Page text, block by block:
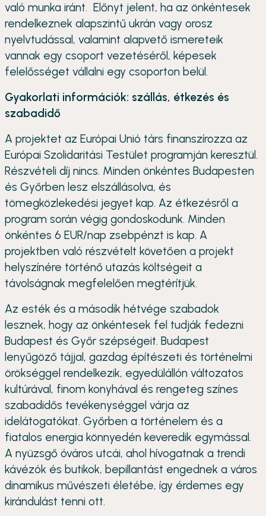
való munka iránt. Előnyt jelent, ha az önkéntesek
rendelkeznek alapszintű ukrán vagy orosz
nyelvtudással, valamint alapvető ismereteik
vannak egy csoport vezetéséről, képesek
felelősséget vállalni egy csoporton belül.
Gyakorlati információk: szállás, étkezés és
szabadidő
A projektet az Európai Unió társ finanszírozza az
Európai Szolidaritási Testület programján keresztül.
Részvételi díj nincs. Minden önkéntes Budapesten
és Győrben lesz elszállásolva, és
tömegközlekedési jegyet kap. Az étkezésről a
program során végig gondoskodunk. Minden
önkéntes 6 EUR/nap zsebpénzt is kap. A
projektben való részvételt követően a projekt
helyszínére történő utazás költségeit a
távolságnak megfelelően megtérítjük.
Az esték és a második hétvége szabadok
lesznek, hogy az önkéntesek fel tudják fedezni
Budapest és Győr szépségeit. Budapest
lenyűgöző tájjal, gazdag építészeti és történelmi
örökséggel rendelkezik, egyedülállón változatos
kultúrával, finom konyhával és rengeteg színes
szabadidős tevékenységgel várja az
idelátogatókat. Győrben a történelem és a
fiatalos energia könnyedén keveredik egymással.
A nyüzsgő óváros utcái, ahol hívogatnak a trendi
kávézók és butikok, bepillantást engednek a város
dinamikus művészeti életébe, így érdemes egy
kirándulást tenni ott.